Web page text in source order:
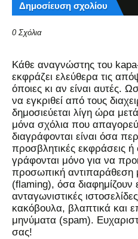
Δημοσίευση σχολίου
0 Σχόλια
Kάθε αναγνώστης του
εκφράζει ελεύθερα τις
όποιες κι αν είναι αυτές.
να εγκριθεί από τους
δημοσιεύεται λίγη ώρα
μόνα σχόλια που
διαγράφονται είναι όσα
προσβλητικές εκφράσεις
γράφονται μόνο για να
προσωπική αντιπαράθεση
(flaming), όσα διαφημίζουν
ανταγωνιστικές
κακόβουλα, βλαπτικά και
μηνύματα (spam).
σας!